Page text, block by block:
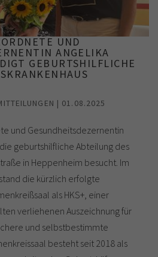
UND
ANGELIKA
GEBURTSHILFLICHE
| 01.08.2025
und Gesundheitsdezernentin
geburtshilfliche Abteilung des
in Heppenheim besucht. Im
die kürzlich erfolgte
als HKS+, einer
verliehenen Auszeichnung für
und selbstbestimmte
besteht seit 2018 als